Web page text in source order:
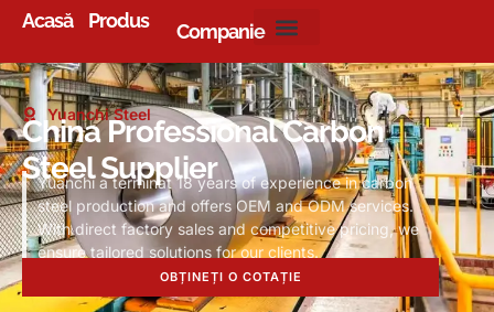
Acasă Produs Companie
Yuanchi Steel
China Professional Carbon
Steel Supplier
Yuanchi a terminat 18years of experience in carbon
steel production and offers OEM and ODM services.
With direct factory sales and competitive pricing,we
ensure tailored solutions for our clients.
OBȚINEȚI O COTAȚIE